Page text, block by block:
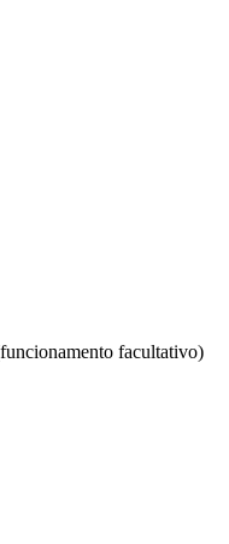
facultativo)